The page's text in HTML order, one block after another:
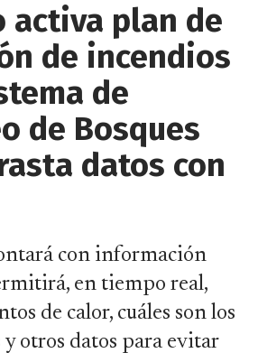
activa plan de
de incendios
de
de Bosques
datos con
con información
en tiempo real,
de calor, cuáles son los
y otros datos para evitar